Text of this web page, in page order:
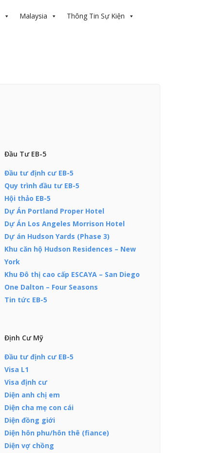
Malaysia Thông Tin Sự Kiện
Đầu Tư EB-5
Đầu tư định cư EB-5
Quy trình đầu tư EB-5
Hội thảo EB-5
Dự Án Portland Proper Hotel
Dự Án Los Angeles Morrison Hotel
Dự án Hudson Yards (Phase 3)
Khu căn hộ Hudson Residences – New
York
Khu Đô thị cao cấp ESCAYA – San Diego
One Dalton – Four Seasons
Tin tức EB-5
Định Cư Mỹ
Đầu tư định cư EB-5
Visa L1
Visa định cư
Diện anh chị em
Diện cha mẹ con cái
Diện đồng giới
Diện hôn phu/hôn thê (fiance)
Diện vợ chồng